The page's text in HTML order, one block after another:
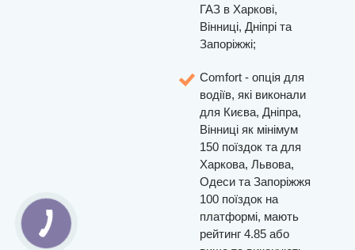
ГАЗ в Харкові,
Вінниці, Дніпрі та
Запоріжжі;
Comfort - опція для
водіїв, які виконали
для Києва, Дніпра,
Вінниці як мінімум
150 поїздок та для
Харкова, Львова,
Одеси та Запоріжжя
100 поїздок на
платформі, мають
рейтинг 4.85 або